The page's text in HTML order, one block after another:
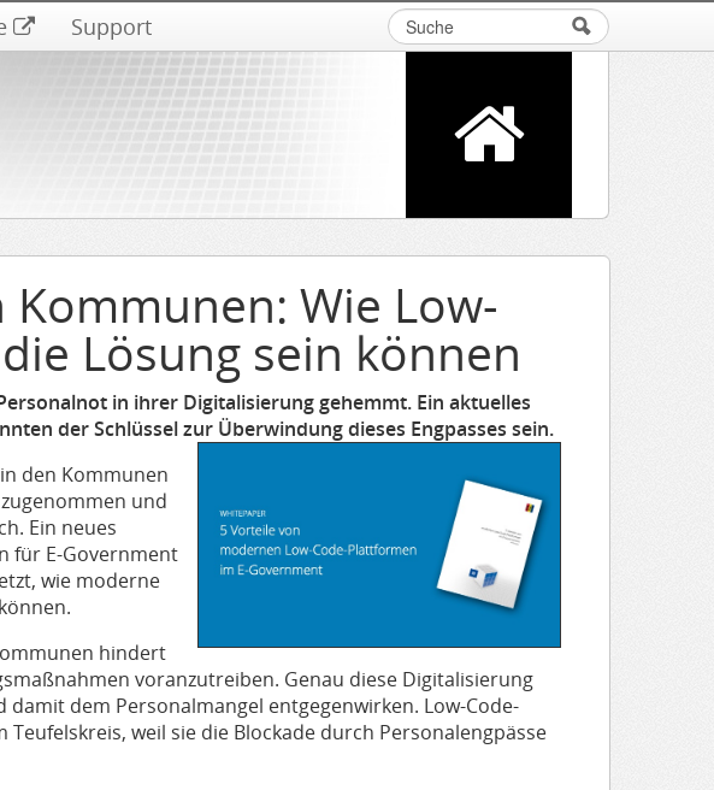
Support Suchformular
Suche
Wie Low-
Lösung sein können
in ihrer Digitalisierung gehemmt. Ein aktuelles
der Schlüssel zur Überwindung dieses Engpasses sein.
den Kommunen
und
Ein neues
für E-Government
wie moderne
hindert
voranzutreiben. Genau diese Digitalisierung
dem Personalmangel entgegenwirken. Low-Code-
weil sie die Blockade durch Personalengpässe